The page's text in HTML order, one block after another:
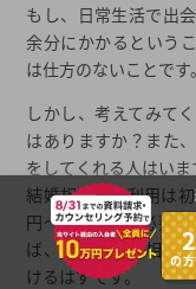
もし、日常生活で出
余分にかかるという
は仕方のないことです。
しかし、考えてみて
はありますか？また
をしてくれる人はいま
結婚相談所の利用は
円～3万円程度必要
ば、いかに結婚相談
けるはずです。
の